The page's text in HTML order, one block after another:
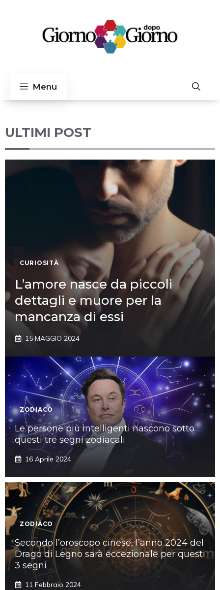
contenuto
Menu
ULTIMI POST
CURIOSITÀ
L’amore nasce da piccoli
dettagli e muore per la
mancanza di essi
15 MAGGIO 2024
ZODIACO
Le persone più intelligenti nascono sotto
questi tre segni zodiacali
16 Aprile 2024
ZODIACO
Secondo l’oroscopo cinese, l’anno 2024 del
Drago di Legno sarà eccezionale per questi
3 segni
11 Febbraio 2024